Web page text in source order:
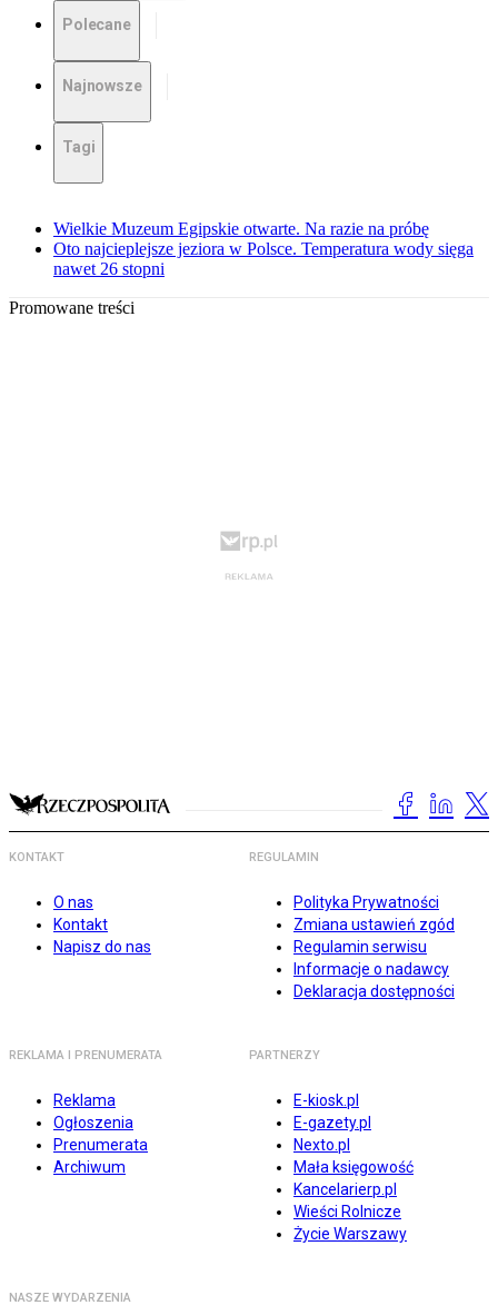
Polecane
Najnowsze
Tagi
Wielkie Muzeum Egipskie otwarte. Na razie na próbę
Oto najcieplejsze jeziora w Polsce. Temperatura wody sięga
nawet 26 stopni
Promowane treści
KONTAKT
O nas
Kontakt
Napisz do nas
REGULAMIN
Polityka Prywatności
Zmiana ustawień zgód
Regulamin serwisu
Informacje o nadawcy
Deklaracja dostępności
REKLAMA I PRENUMERATA
Reklama
Ogłoszenia
Prenumerata
Archiwum
PARTNERZY
E-kiosk.pl
E-gazety.pl
Nexto.pl
Mała księgowość
Kancelarierp.pl
Wieści Rolnicze
Życie Warszawy
NASZE WYDARZENIA